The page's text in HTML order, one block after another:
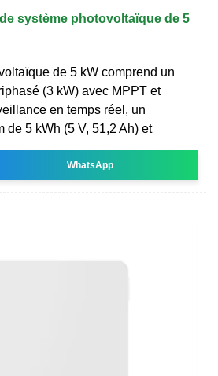
système photovoltaïque de 5
de 5 kW comprend un
(3 kW) avec MPPT et
en temps réel, un
de 5 kWh (5 V, 51,2 Ah) et
WhatsApp